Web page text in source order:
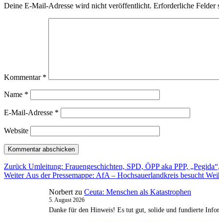
Deine E-Mail-Adresse wird nicht veröffentlicht. Erforderliche Felder
Kommentar *
Name *
E-Mail-Adresse *
Website
Beitragsnavigation
Zurück Vorheriger
Beitrag:
Umleitung: Frauengeschichten, SPD, ÖPP aka PPP,
Weiter Nächster
Aus der Pressemappe: AfA – Hochsauerlandkreis besucht
Norbert zu Ceuta: Menschen als Katastrophen
5. August 2026
Danke für den Hinweis! Es tut gut, solide und fundierte